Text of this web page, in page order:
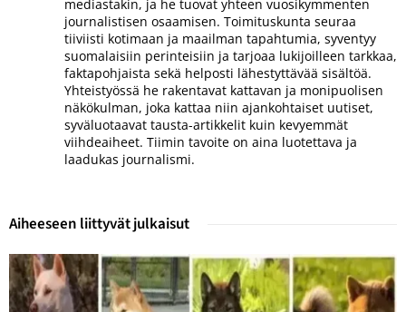
mediastakin, ja he tuovat yhteen vuosikymmenten
journalistisen osaamisen. Toimituskunta seuraa
tiiviisti kotimaan ja maailman tapahtumia, syventyy
suomalaisiin perinteisiin ja tarjoaa lukijoilleen tarkkaa,
faktapohjaista sekä helposti lähestyttävää sisältöä.
Yhteistyössä he rakentavat kattavan ja monipuolisen
näkökulman, joka kattaa niin ajankohtaiset uutiset,
syväluotaavat tausta-artikkelit kuin kevyemmät
viihdeaiheet. Tiimin tavoite on aina luotettava ja
laadukas journalismi.
Aiheeseen liittyvät julkaisut